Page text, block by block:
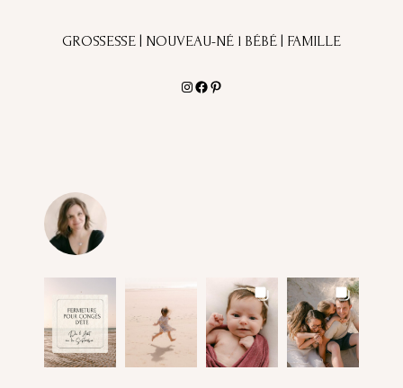
GROSSESSE | NOUVEAU-NÉ l BÉBÉ | FAMILLE
Instagram
Facebook
Pinterest